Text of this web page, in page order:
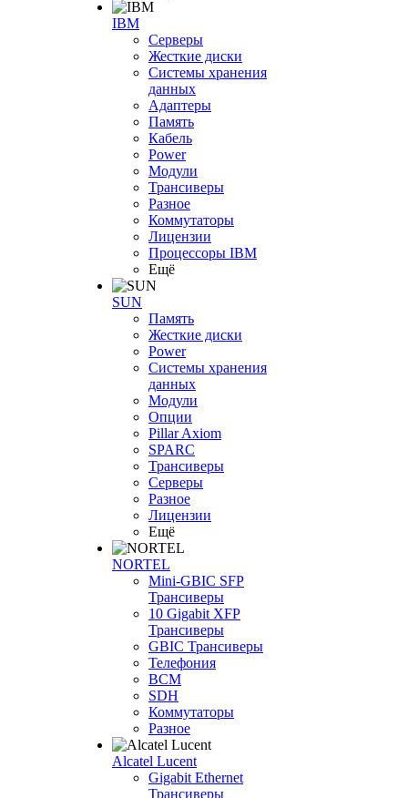
IBM
Серверы
Жесткие диски
Системы хранения
данных
Адаптеры
Память
Кабель
Power
Модули
Трансиверы
Разное
Коммутаторы
Лицензии
Процессоры IBM
Ещё
SUN
Память
Жесткие диски
Power
Системы хранения
данных
Модули
Опции
Pillar Axiom
SPARC
Трансиверы
Серверы
Разное
Лицензии
Ещё
NORTEL
Mini-GBIC SFP
Трансиверы
10 Gigabit XFP
Трансиверы
GBIC Трансиверы
Телефония
BCM
SDH
Коммутаторы
Разное
Alcatel Lucent
Gigabit Ethernet
Трансиверы